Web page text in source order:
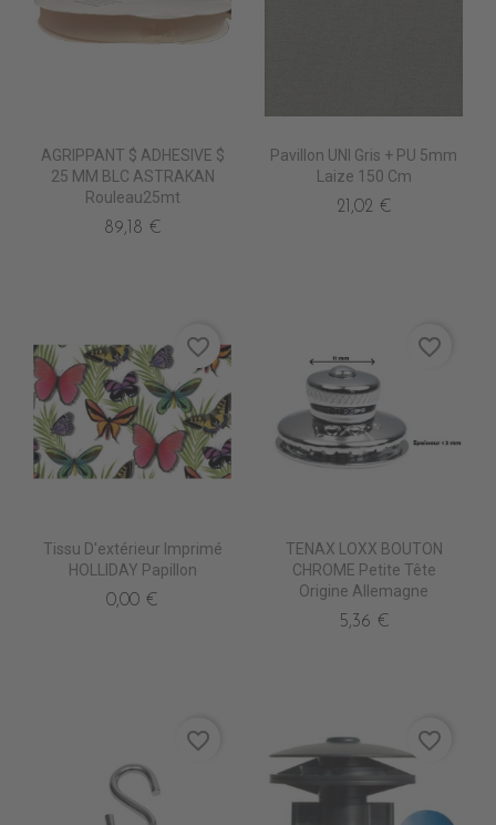
AGRIPPANT $ ADHESIVE $
25 MM BLC ASTRAKAN
Rouleau25mt
89,18 €
Pavillon UNI Gris + PU 5mm
Laize 150 Cm
21,02 €
Tissu D'extérieur Imprimé
HOLLIDAY Papillon
0,00 €
favorite_border
TENAX LOXX BOUTON
CHROME Petite Tête
Origine Allemagne
5,36 €
favorite_border
favorite_border favorite_border